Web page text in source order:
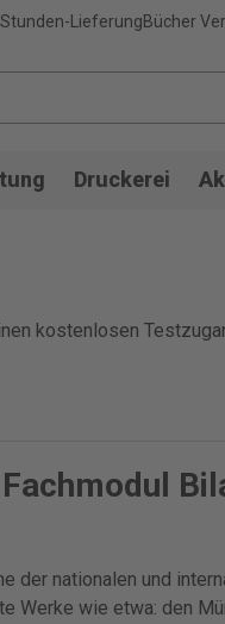
LieferungBücher
Druckerei
kostenlosen
nationalen und
wie etwa: den